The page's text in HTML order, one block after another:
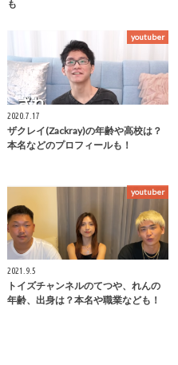
も
youtuber
2020.7.17
ザクレイ(Zackray)の年齢や高校は？
本名などのプロフィールも！
youtuber
2021.9.5
トイズチャンネルのてつや、れんの
年齢、出身は？本名や職業なども！